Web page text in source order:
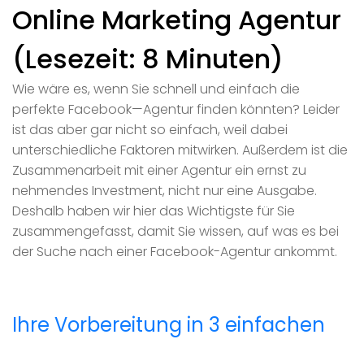
Online Marketing Agentur
(Lesezeit: 8 Minuten)
Wie wäre es, wenn Sie schnell und einfach die
perfekte Facebook—Agentur finden könnten? Leider
ist das aber gar nicht so einfach, weil dabei
unterschiedliche Faktoren mitwirken. Außerdem ist die
Zusammenarbeit mit einer Agentur ein ernst zu
nehmendes Investment, nicht nur eine Ausgabe.
Deshalb haben wir hier das Wichtigste für Sie
zusammengefasst, damit Sie wissen, auf was es bei
der Suche nach einer Facebook-Agentur ankommt.
Ihre Vorbereitung in 3 einfachen